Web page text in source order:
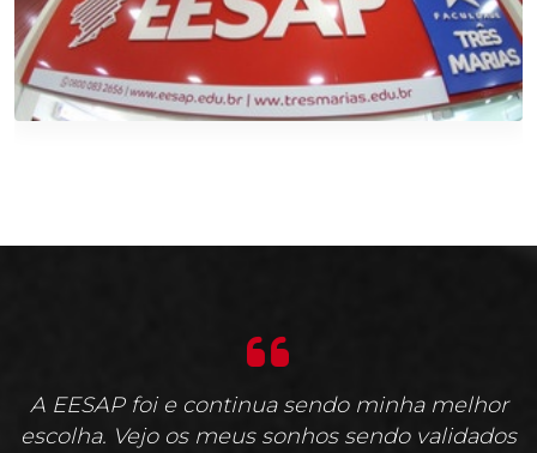
A EESAP foi e continua sendo minha melhor
escolha. Vejo os meus sonhos sendo validados